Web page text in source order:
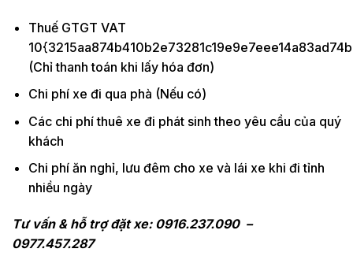
Thuế GTGT VAT
(Chỉ thanh toán khi lấy hóa đơn)
Chi phí xe đi qua phà (Nếu có)
Các chi phí thuê xe đi phát sinh theo yêu cầu của quý
khách
Chi phí ăn nghỉ, lưu đêm cho xe và lái xe khi đi tỉnh
nhiều ngày
Tư vấn & hỗ trợ đặt xe: 0916.237.090 –
0977.457.287